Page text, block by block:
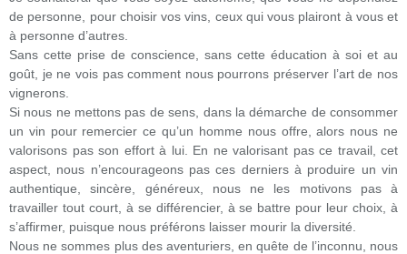
de personne, pour choisir vos vins, ceux qui vous plairont à vous et
à personne d’autres.
Sans cette prise de conscience, sans cette éducation à soi et au
goût, je ne vois pas comment nous pourrons préserver l’art de nos
vignerons.
Si nous ne mettons pas de sens, dans la démarche de consommer
un vin pour remercier ce qu’un homme nous offre, alors nous ne
valorisons pas son effort à lui. En ne valorisant pas ce travail, cet
aspect, nous n’encourageons pas ces derniers à produire un vin
authentique, sincère, généreux, nous ne les motivons pas à
travailler tout court, à se différencier, à se battre pour leur choix, à
s’affirmer, puisque nous préférons laisser mourir la diversité.
Nous ne sommes plus des aventuriers, en quête de l’inconnu, nous